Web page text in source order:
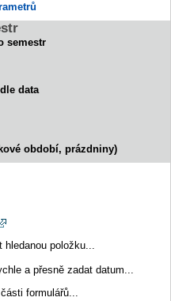
semestr
data
období, prázdniny)
položku...
a přesně zadat datum...
formulářů...